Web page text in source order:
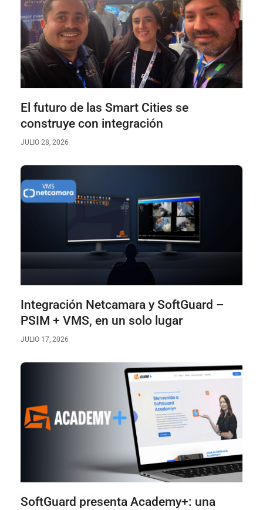
El futuro de las Smart Cities se
construye con integración
JULIO 28, 2026
Integración Netcamara y SoftGuard –
PSIM + VMS, en un solo lugar
JULIO 17, 2026
SoftGuard presenta Academy+: una